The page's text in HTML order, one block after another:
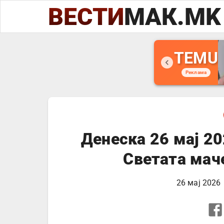
ВЕСТИМАК.MK
TEMU
Реклама
Денеска 26 мај
Светата
26 мај 2026